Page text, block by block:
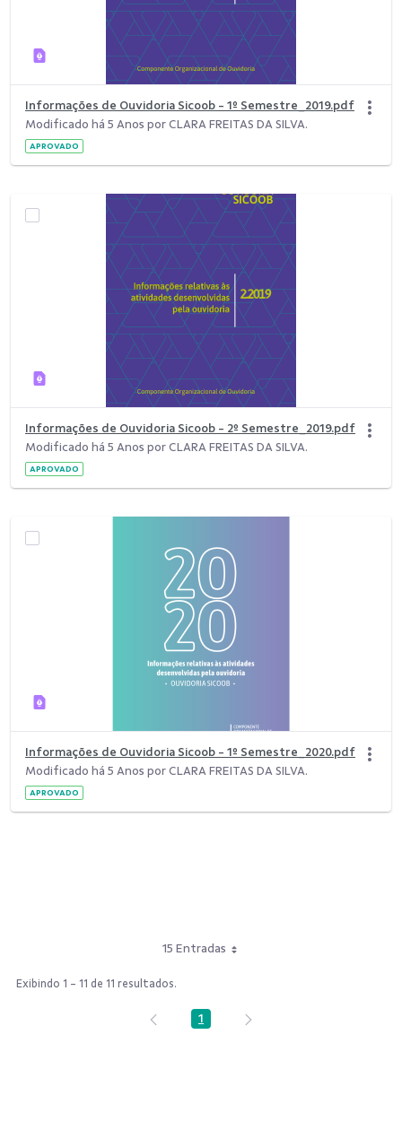
Informações de Ouvidoria Sicoob - 1º Semestre_2019.pdf
Modificado há 5 Anos por CLARA FREITAS DA SILVA.
APROVADO
Informações de Ouvidoria Sicoob - 2º Semestre_2019.pdf
Modificado há 5 Anos por CLARA FREITAS DA SILVA.
APROVADO
Informações de Ouvidoria Sicoob - 1º Semestre_2020.pdf
Modificado há 5 Anos por CLARA FREITAS DA SILVA.
APROVADO
15 Entradas
Exibindo 1 - 11 de 11 resultados.
Página
1